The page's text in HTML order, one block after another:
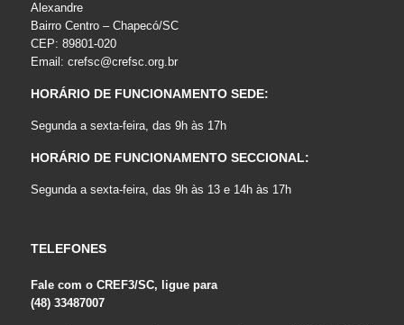
Alexandre
Bairro Centro – Chapecó/SC
CEP: 89801-020
Email: crefsc@crefsc.org.br
HORÁRIO DE FUNCIONAMENTO SEDE:
Segunda a sexta-feira, das 9h às 17h
HORÁRIO DE FUNCIONAMENTO SECCIONAL:
Segunda a sexta-feira, das 9h às 13 e 14h às 17h
TELEFONES
Fale com o CREF3/SC, ligue para
(48) 33487007